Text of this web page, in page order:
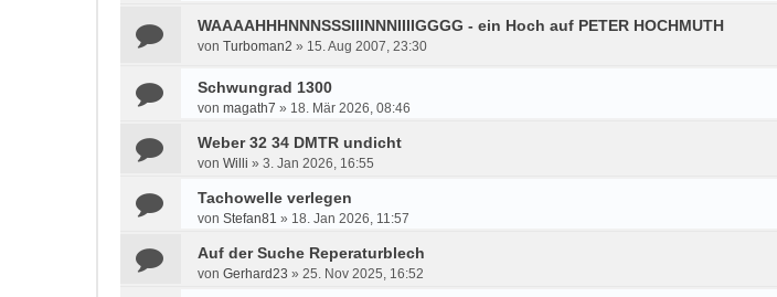
WAAAAHHHNNNSSSIIINNNIIIIGGGG - ein Hoch auf PETER HOCHMUTH
von Turboman2 » 15. Aug 2007, 23:30
Schwungrad 1300
von magath7 » 18. Mär 2026, 08:46
Weber 32 34 DMTR undicht
von Willi » 3. Jan 2026, 16:55
Tachowelle verlegen
von Stefan81 » 18. Jan 2026, 11:57
Auf der Suche Reperaturblech
von Gerhard23 » 25. Nov 2025, 16:52